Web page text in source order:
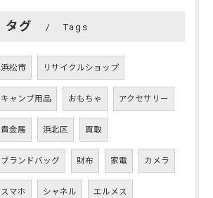
タグ Tags
浜松市 リサイクルショップ
キャンプ用品 おもちゃ アクセサリー
貴金属 浜北区 買取
ブランドバッグ 財布 家電 カメラ
スマホ シャネル エルメス